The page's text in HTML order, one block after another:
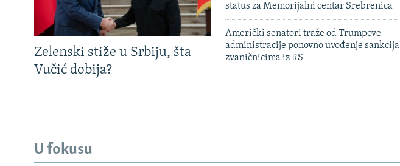
Zelenski stiže u Srbiju, šta
Vučić dobija?
status za Memorijalni centar Srebrenica
Američki senatori traže od Trumpove
administracije ponovno uvođenje sankcija
zvaničnicima iz RS
U fokusu